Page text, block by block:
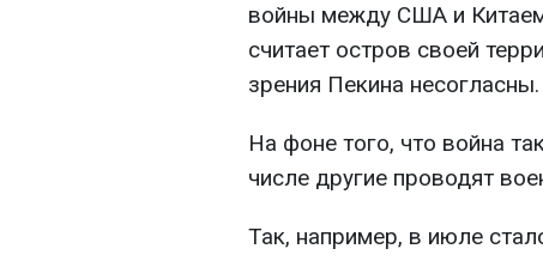
войны между США и
считает остров своей
зрения Пекина несогласны.
На фоне того, что война
числе другие проводят
Так, например, в июле